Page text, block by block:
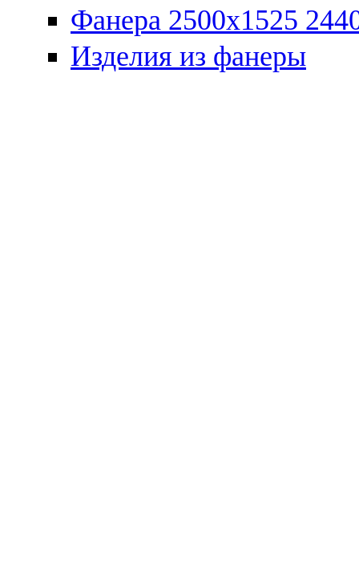
Фанера 2500x1525
Изделия из фанеры